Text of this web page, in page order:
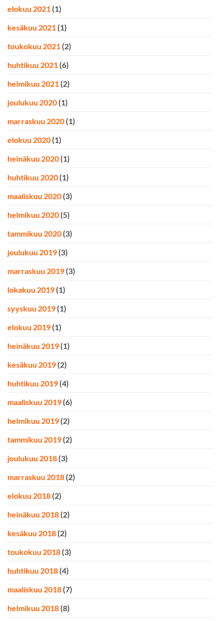
elokuu 2021 (1)
kesäkuu 2021 (1)
toukokuu 2021 (2)
huhtikuu 2021 (6)
helmikuu 2021 (2)
joulukuu 2020 (1)
marraskuu 2020 (1)
elokuu 2020 (1)
heinäkuu 2020 (1)
huhtikuu 2020 (1)
maaliskuu 2020 (3)
helmikuu 2020 (5)
tammikuu 2020 (3)
joulukuu 2019 (3)
marraskuu 2019 (3)
lokakuu 2019 (1)
syyskuu 2019 (1)
elokuu 2019 (1)
heinäkuu 2019 (1)
kesäkuu 2019 (2)
huhtikuu 2019 (4)
maaliskuu 2019 (6)
helmikuu 2019 (2)
tammikuu 2019 (2)
joulukuu 2018 (3)
marraskuu 2018 (2)
elokuu 2018 (2)
heinäkuu 2018 (2)
kesäkuu 2018 (2)
toukokuu 2018 (3)
huhtikuu 2018 (4)
maaliskuu 2018 (7)
helmikuu 2018 (8)